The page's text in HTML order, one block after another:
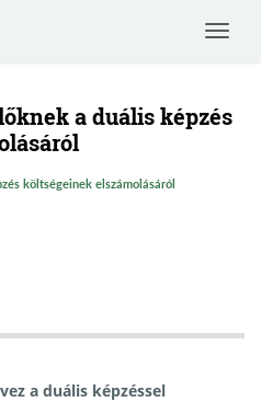
Toggle
a duális képzés
költségeinek elszámolásáról
a duális képzéssel